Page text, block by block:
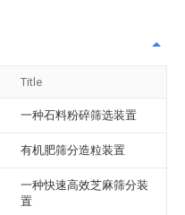
Title
一种石料粉碎筛选装置
有机肥筛分造粒装置
一种快速高效芝麻筛分装
置